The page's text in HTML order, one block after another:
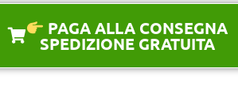
PAGA ALLA CONSEGNA
SPEDIZIONE GRATUITA